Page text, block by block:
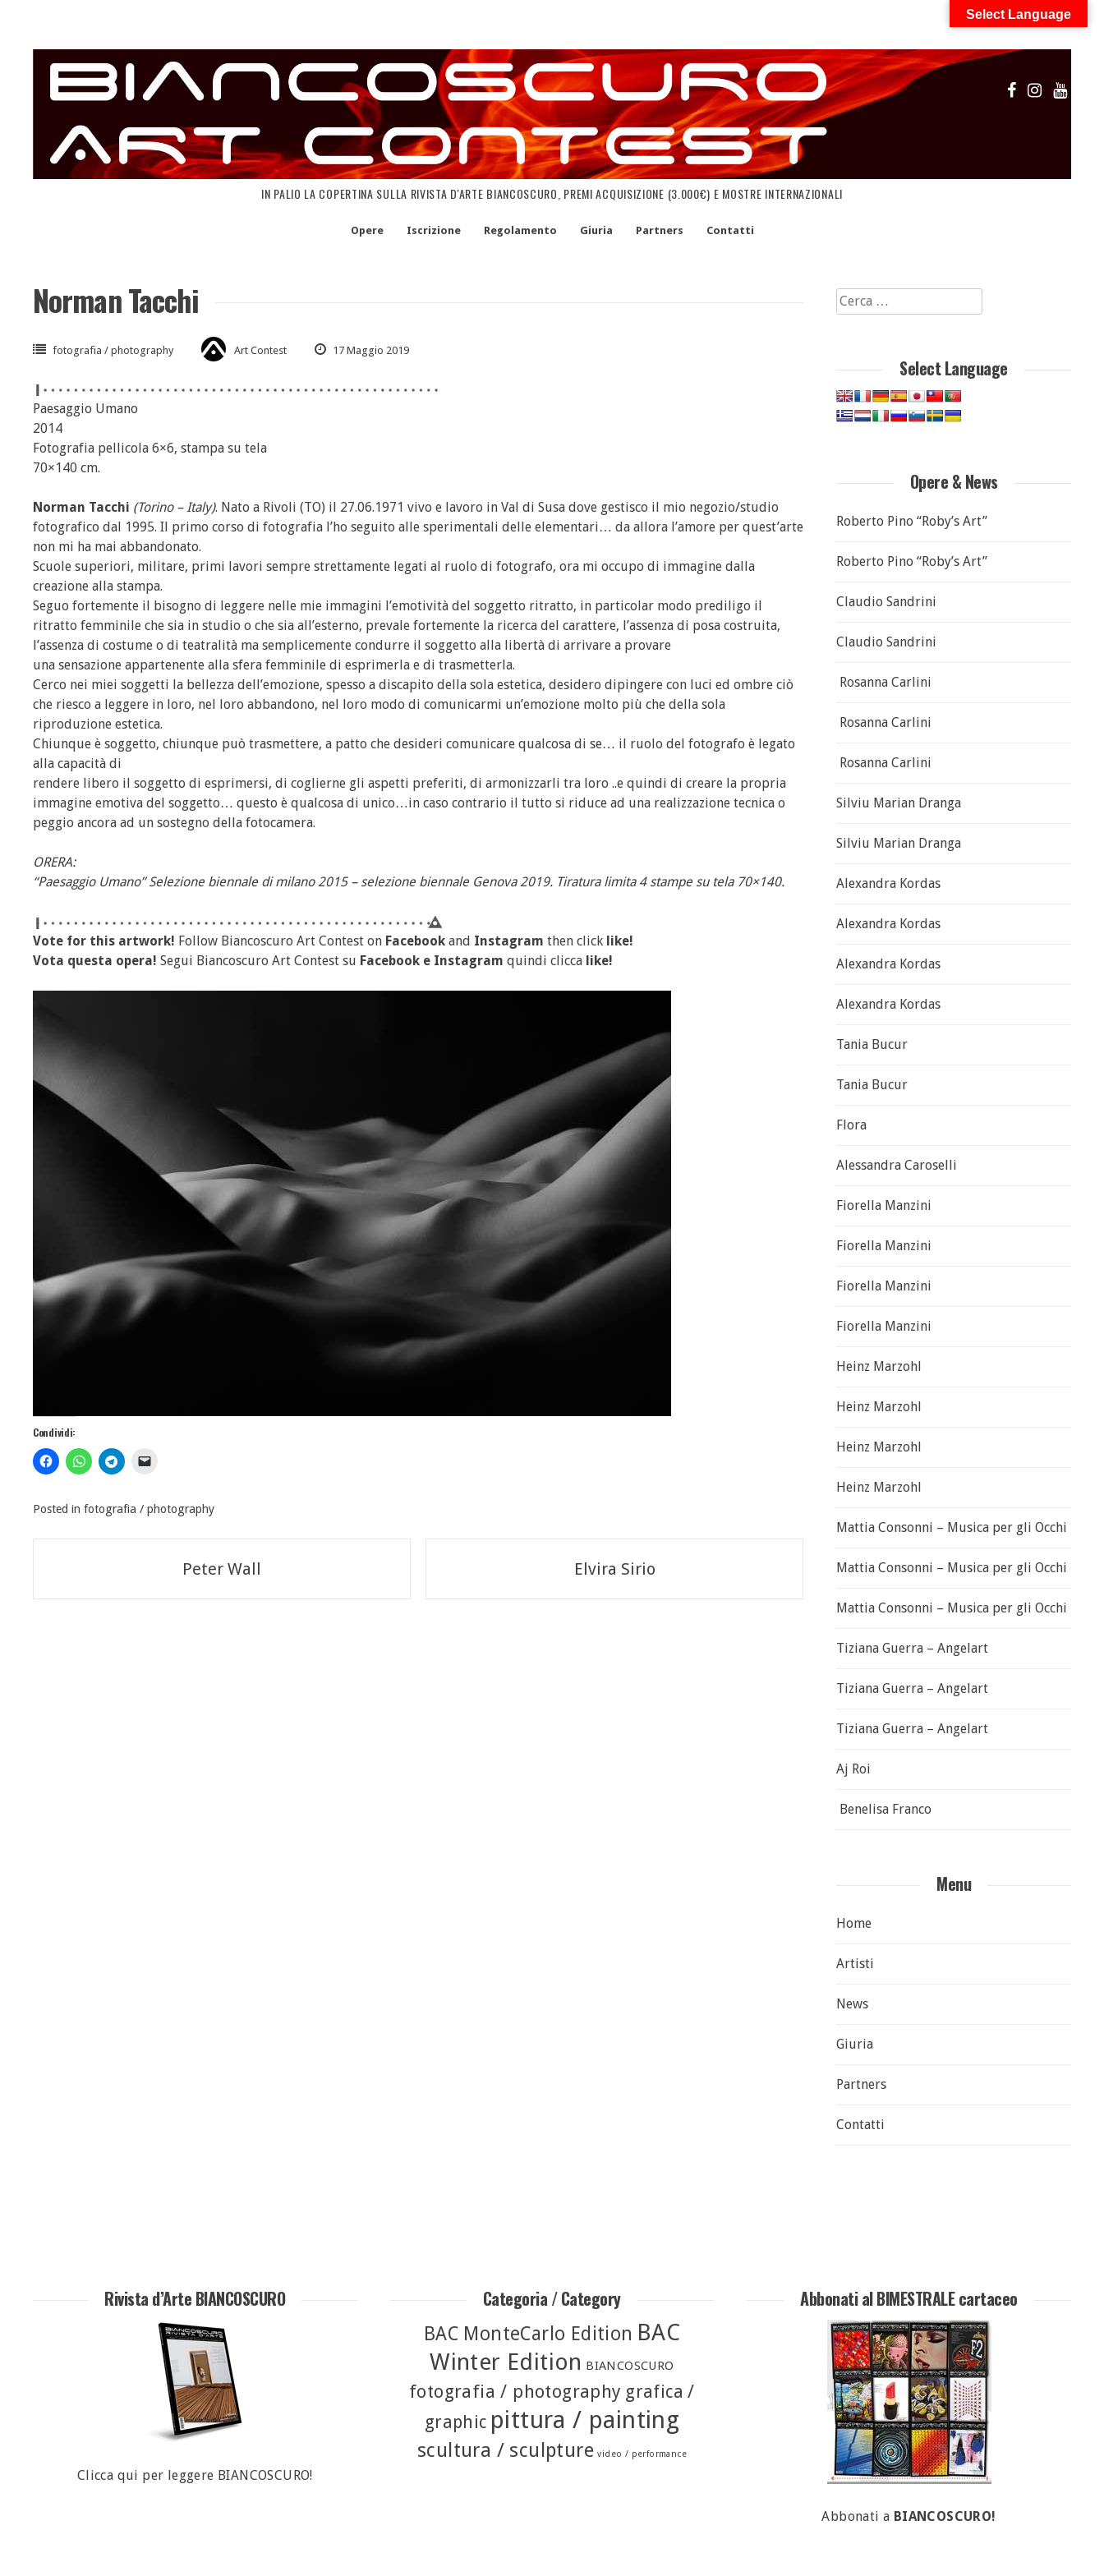
content
IN PALIO LA COPERTINA SULLA RIVISTA D'ARTE BIANCOSCURO, PREMI ACQUISIZIONE (3.000€) E MOSTRE INTERNAZIONALI
Opere Iscrizione Regolamento Giuria Partners Contatti
Norman Tacchi
fotografia / photography Art Contest 17 Maggio 2019
Paesaggio Umano
2014
Fotografia pellicola 6×6, stampa su tela
70×140 cm.
Norman Tacchi (Torino – Italy). Nato a Rivoli (TO) il 27.06.1971 vivo e lavoro in Val di Susa dove gestisco il mio negozio/studio
fotografico dal 1995. Il primo corso di fotografia l’ho seguito alle sperimentali delle elementari… da allora l’amore per quest’arte
non mi ha mai abbandonato.
Scuole superiori, militare, primi lavori sempre strettamente legati al ruolo di fotografo, ora mi occupo di immagine dalla
creazione alla stampa.
Seguo fortemente il bisogno di leggere nelle mie immagini l’emotività del soggetto ritratto, in particolar modo prediligo il
ritratto femminile che sia in studio o che sia all’esterno, prevale fortemente la ricerca del carattere, l’assenza di posa costruita,
l’assenza di costume o di teatralità ma semplicemente condurre il soggetto alla libertà di arrivare a provare
una sensazione appartenente alla sfera femminile di esprimerla e di trasmetterla.
Cerco nei miei soggetti la bellezza dell’emozione, spesso a discapito della sola estetica, desidero dipingere con luci ed ombre ciò
che riesco a leggere in loro, nel loro abbandono, nel loro modo di comunicarmi un’emozione molto più che della sola
riproduzione estetica.
Chiunque è soggetto, chiunque può trasmettere, a patto che desideri comunicare qualcosa di se… il ruolo del fotografo è legato
alla capacità di
rendere libero il soggetto di esprimersi, di coglierne gli aspetti preferiti, di armonizzarli tra loro ..e quindi di creare la propria
immagine emotiva del soggetto… questo è qualcosa di unico…in caso contrario il tutto si riduce ad una realizzazione tecnica o
peggio ancora ad un sostegno della fotocamera.
ORERA:
“Paesaggio Umano” Selezione biennale di milano 2015 – selezione biennale Genova 2019. Tiratura limita 4 stampe su tela 70×140.
Vote for this artwork! Follow Biancoscuro Art Contest on Facebook and Instagram then click like!
Vota questa opera! Segui Biancoscuro Art Contest su Facebook e Instagram quindi clicca like!
Condividi:
Posted in fotografia / photography
articoli
Peter Wall Elvira Sirio
Ricerca
per:
Select Language
Opere & News
Roberto Pino “Roby’s Art”
Roberto Pino “Roby’s Art”
Claudio Sandrini
Claudio Sandrini
Rosanna Carlini
Rosanna Carlini
Rosanna Carlini
Silviu Marian Dranga
Silviu Marian Dranga
Alexandra Kordas
Alexandra Kordas
Alexandra Kordas
Alexandra Kordas
Tania Bucur
Tania Bucur
Flora
Alessandra Caroselli
Fiorella Manzini
Fiorella Manzini
Fiorella Manzini
Fiorella Manzini
Heinz Marzohl
Heinz Marzohl
Heinz Marzohl
Heinz Marzohl
Mattia Consonni – Musica per gli Occhi
Mattia Consonni – Musica per gli Occhi
Mattia Consonni – Musica per gli Occhi
Tiziana Guerra – Angelart
Tiziana Guerra – Angelart
Tiziana Guerra – Angelart
Aj Roi
Benelisa Franco
Menu
Home
Artisti
News
Giuria
Partners
Contatti
Rivista d’Arte BIANCOSCURO
Clicca qui per leggere BIANCOSCURO!
Categoria / Category
BAC MonteCarlo Edition BAC
Winter Edition BIANCOSCURO
fotografia / photography grafica /
graphic pittura / painting
scultura / sculpture video / performance
Abbonati al BIMESTRALE cartaceo
Abbonati a BIANCOSCURO!
Select Language